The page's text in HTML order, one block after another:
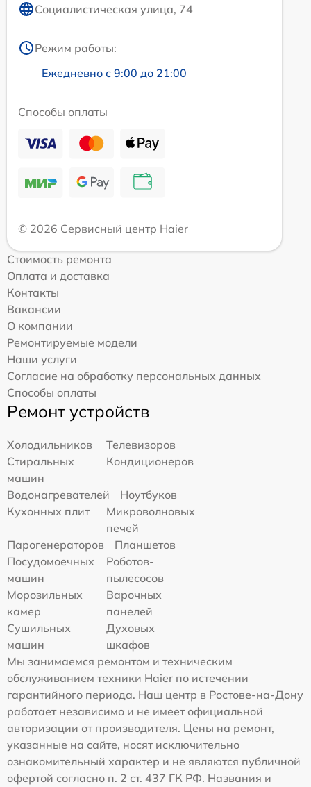
Социалистическая улица, 74
Режим работы:
Ежедневно с 9:00 до 21:00
Способы оплаты
© 2026 Сервисный центр Haier
Стоимость ремонта
Оплата и доставка
Контакты
Вакансии
О компании
Ремонтируемые модели
Наши услуги
Согласие на обработку персональных данных
Способы оплаты
Ремонт устройств
Холодильников
Телевизоров
Стиральных
машин
Кондиционеров
Водонагревателей
Ноутбуков
Кухонных плит
Микроволновых
печей
Парогенераторов
Планшетов
Посудомоечных
машин
Роботов-
пылесосов
Морозильных
камер
Варочных
панелей
Сушильных
машин
Духовых
шкафов
Мы занимаемся ремонтом и техническим
обслуживанием техники Haier по истечении
гарантийного периода. Наш центр в Ростове-на-Дону
работает независимо и не имеет официальной
авторизации от производителя. Цены на ремонт,
указанные на сайте, носят исключительно
ознакомительный характер и не являются публичной
офертой согласно п. 2 ст. 437 ГК РФ. Названия и